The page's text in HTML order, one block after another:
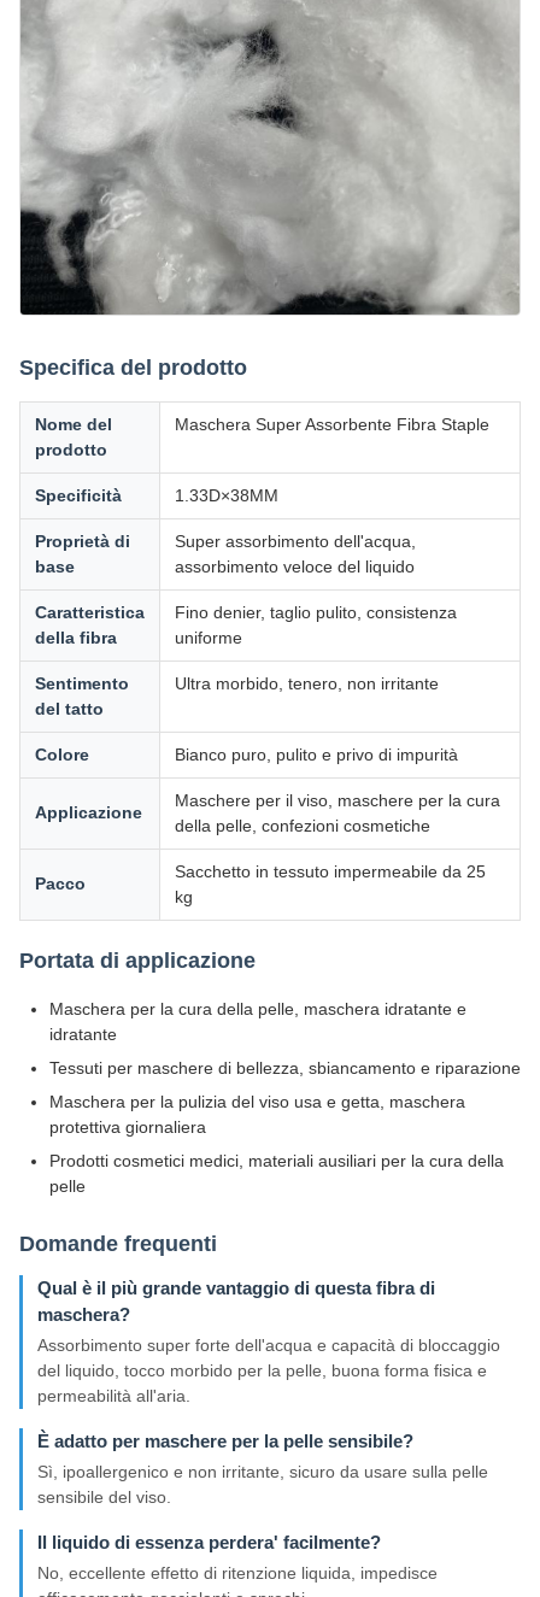
Specifica del prodotto
Nome del
prodotto
Maschera Super Assorbente Fibra Staple
Specificità 1.33D×38MM
Proprietà di
base
Super assorbimento dell'acqua,
assorbimento veloce del liquido
Caratteristica
della fibra
Fino denier, taglio pulito, consistenza
uniforme
Sentimento
del tatto
Ultra morbido, tenero, non irritante
Colore Bianco puro, pulito e privo di impurità
Applicazione
Maschere per il viso, maschere per la cura
della pelle, confezioni cosmetiche
Pacco
Sacchetto in tessuto impermeabile da 25
kg
Portata di applicazione
Maschera per la cura della pelle, maschera idratante e
idratante
Tessuti per maschere di bellezza, sbiancamento e riparazione
Maschera per la pulizia del viso usa e getta, maschera
protettiva giornaliera
Prodotti cosmetici medici, materiali ausiliari per la cura della
pelle
Domande frequenti
Qual è il più grande vantaggio di questa fibra di
maschera?
Assorbimento super forte dell'acqua e capacità di bloccaggio
del liquido, tocco morbido per la pelle, buona forma fisica e
permeabilità all'aria.
È adatto per maschere per la pelle sensibile?
Sì, ipoallergenico e non irritante, sicuro da usare sulla pelle
sensibile del viso.
Il liquido di essenza perdera' facilmente?
No, eccellente effetto di ritenzione liquida, impedisce